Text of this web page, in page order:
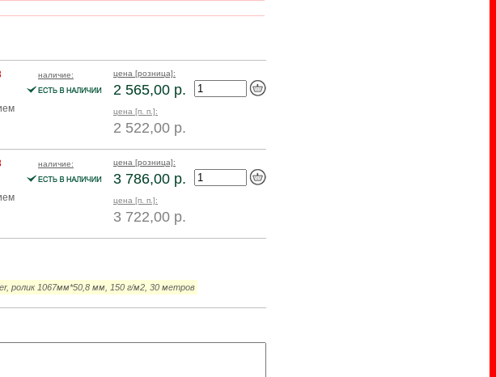
наличие: цена [розница]:
2 565,00 р.
цена [п. п.]:
2 522,00 р.
наличие: цена [розница]:
3 786,00 р.
цена [п. п.]:
3 722,00 р.
ролик 1067мм*50,8 мм, 150 г/м2, 30 метров